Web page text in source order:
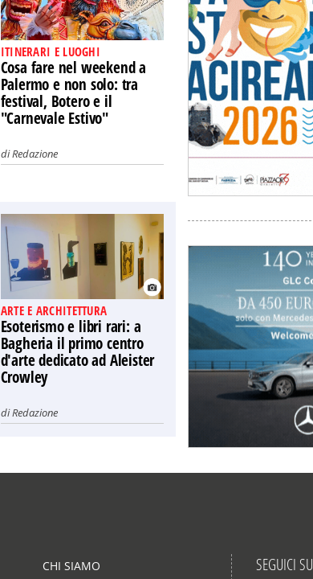
ITINERARI E LUOGHI
Cosa fare nel weekend a
Palermo e non solo: tra
festival, Botero e il
"Carnevale Estivo"
diRedazione
ARTE E ARCHITETTURA
Esoterismo e libri rari: a
Bagheria il primo centro
d'arte dedicato ad Aleister
Crowley
diRedazione
CHI SIAMO SEGUICI SU